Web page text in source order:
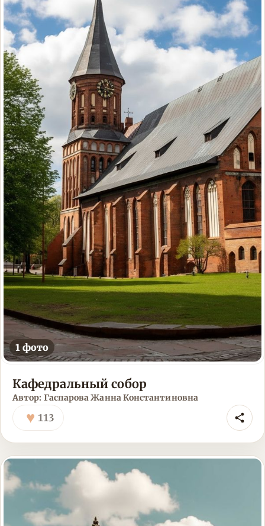
1 фото
Кафедральный собор
Автор: Гаспарова Жанна Константиновна
♥ 113